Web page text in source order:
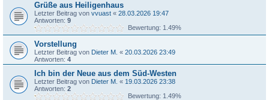
Grüße aus Heiligenhaus
Letzter Beitrag von vvuast « 28.03.2026 19:47
Antworten: 9
Bewertung: 1.49%
Vorstellung
Letzter Beitrag von Dieter M. « 20.03.2026 23:49
Antworten: 4
Ich bin der Neue aus dem Süd-Westen
Letzter Beitrag von Dieter M. « 19.03.2026 23:38
Antworten: 2
Bewertung: 1.49%